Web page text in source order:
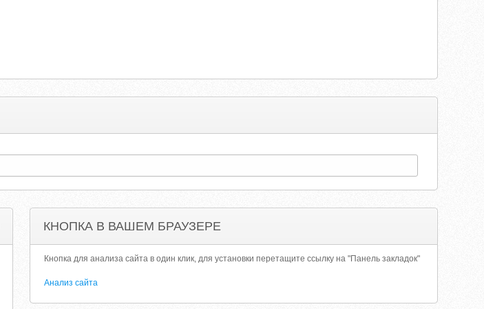
КНОПКА В ВАШЕМ БРАУЗЕРЕ
Кнопка для анализа сайта в один клик, для установки перетащите ссылку на "Панель закладок"
Анализ сайта